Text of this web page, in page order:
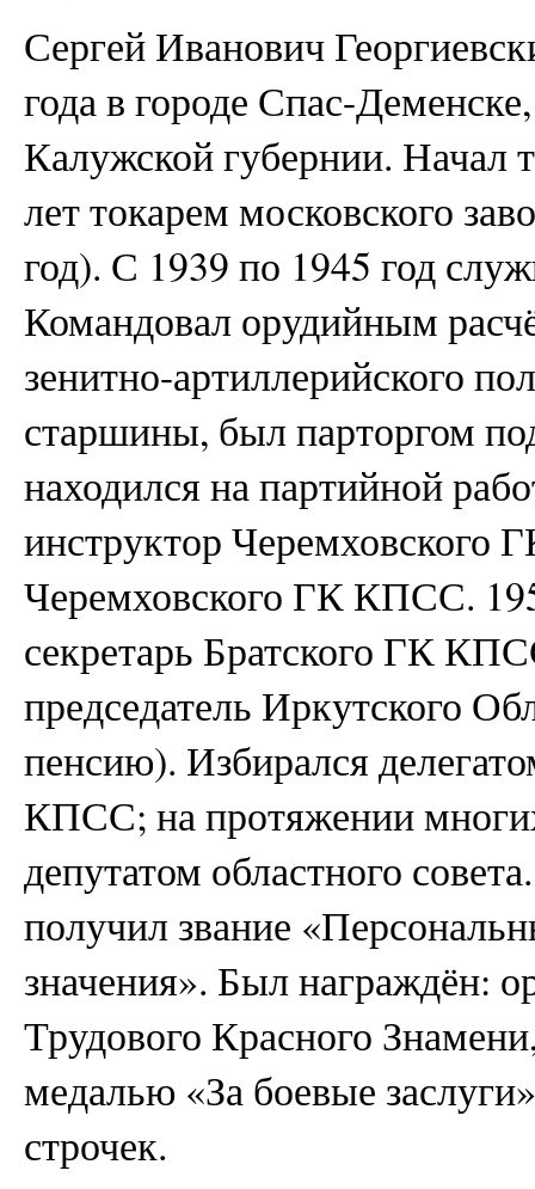
Сергей Иванович
года в городе Спас-
Калужской губернии. Начал
лет токарем московского
год). С 1939 по 1945 год
Командовал орудийным
зенитно-артиллерийского
старшины, был парторгом
находился на партийной
инструктор Черемховского
Черемховского ГК КПСС.
секретарь Братского ГК
председатель Иркутского
пенсию). Избирался
КПСС; на протяжении
депутатом областного
получил звание
значения». Был награждён:
Трудового Красного
медалью «За боевые
строчек.